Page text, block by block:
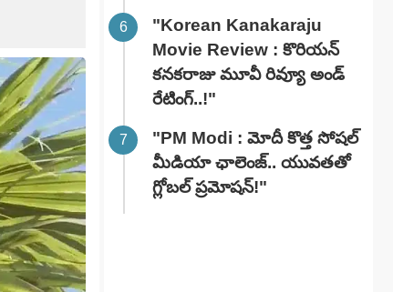
"Korean Kanakaraju
Movie Review : కొరియన్
కనకరాజు మూవీ రివ్యూ అండ్
రేటింగ్‌..!"
"PM Modi : మోదీ కొత్త సోషల్
మీడియా ఛాలెంజ్.. యువతతో
గ్లోబల్ ప్రమోషన్!"